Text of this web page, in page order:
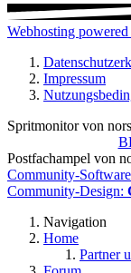
Webhosting
Impressum
Spritmonitor von
Postfachampel von
Community-
Community-Design:
Navigation
Home
Partner